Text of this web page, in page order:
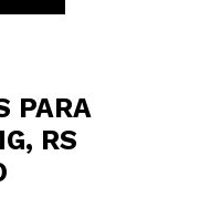
PARA
RS